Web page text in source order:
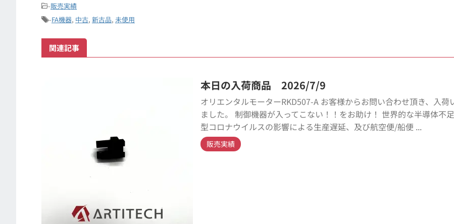
-販売実績
-FA機器, 中古, 新古品, 未使用
関連記事
本日の入荷商品 2026/7/9
オリエンタルモーターRKD507-A お客様からお問い合わせ頂き、入荷
ました。 制御機器が入ってこない！！をお助け！ 世界的な半導体不
型コロナウイルスの影響による生産遅延、及び航空便/船便 ...
販売実績